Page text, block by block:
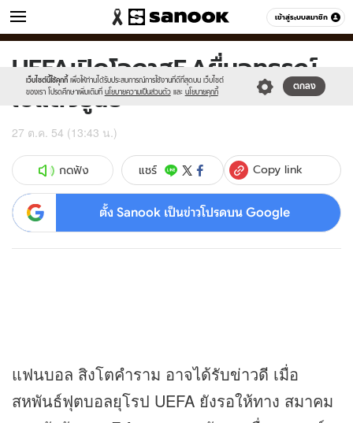
เข้าสู่ระบบสมาชิก
ข่าว หมวดอื่นๆ
เว็บไซต์นี้ใช้คุกกี้ เพื่อให้ท่านได้รับประสบการณ์การใช้งานที่ดีที่สุดบน เว็บไซต์
ของเรา โปรดศึกษาเพิ่มเติมที่ นโยบายความเป็นส่วนตัว และ นโยบายคุกกี้
ตกลง
Sanook
//s.isanook.com/sr/0/images/logo-
new-
sanook.png
600
60
UEFAเปิดโอกาสF.Aยื่นอุทธรณ์
ใบแดงรูนี่ย์
27 ต.ค. 54 (13:43 น.)
กดฟัง แชร์ Copy link
ตั้ง Sanook เป็นข่าวโปรดบน Google
แฟนบอล สิงโตคำราม อาจได้รับข่าวดี เมื่อ
สหพันธ์ฟุตบอลยุโรป UEFA ยังรอให้ทาง สมาคม